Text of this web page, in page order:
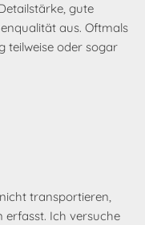
gute
aus. Oftmals
teilweise oder sogar
transportieren,
erfasst. Ich versuche